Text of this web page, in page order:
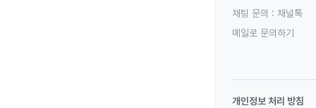
채팅 문의 : 채널톡
메일로 문의하기
개인정보 처리 방침